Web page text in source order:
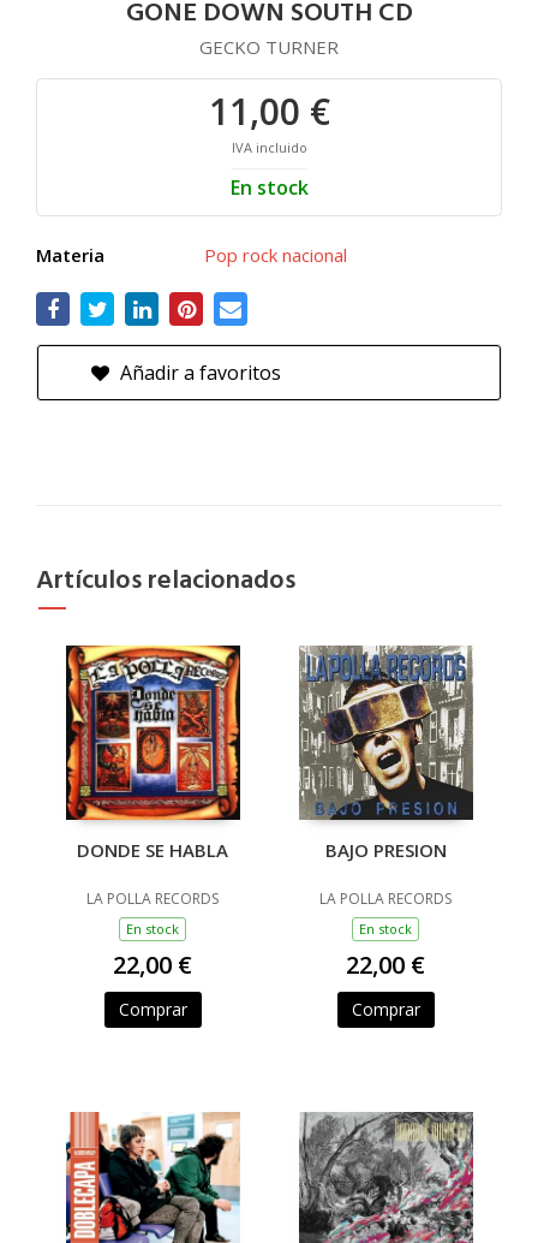
GONE DOWN SOUTH CD
GECKO TURNER
11,00 €
IVA incluido
En stock
Materia Pop rock nacional
Añadir a favoritos
Artículos relacionados
DONDE SE HABLA
LA POLLA RECORDS
En stock
22,00 €
Comprar
BAJO PRESION
LA POLLA RECORDS
En stock
22,00 €
Comprar